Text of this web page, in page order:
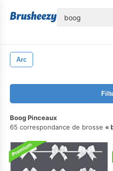
Arc
Boog Pinceaux
65 correspondance de brosse